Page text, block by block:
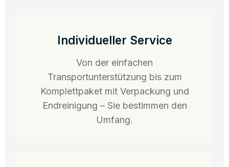
Individueller Service
Von der einfachen
Transportunterstützung bis zum
Komplettpaket mit Verpackung und
Endreinigung – Sie bestimmen den
Umfang.